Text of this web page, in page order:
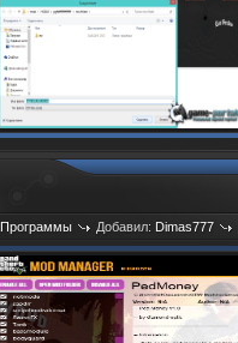
Программы Добавил: Dimas777